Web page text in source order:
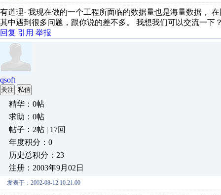
有道理· 我现在做的一个工程所面临的数据量也是海量数据，
其中遇到很多问题，跟你说的差不多。 我想我们可以交流一下
回复 引用 举报
qsoft
关注 私信
精华：0帖
求助：0帖
帖子：2帖 | 17回
年度积分：0
历史总积分：23
注册：2003年9月02日
发表于：2002-08-12 10:21:00